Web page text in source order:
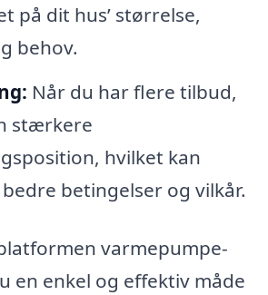
på dit hus’ størrelse,
behov.
Når du har flere tilbud,
stærkere
hvilket kan
betingelser og vilkår.
varmepumpe-
en enkel og effektiv måde